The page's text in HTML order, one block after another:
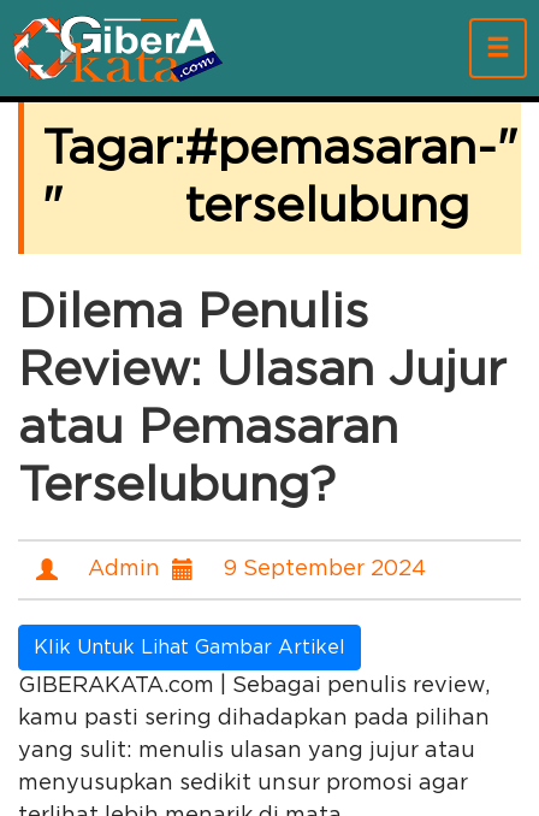
Tagar:
"
pemasaran-
terselubung
"
Dilema Penulis
Review: Ulasan Jujur
atau Pemasaran
Terselubung?
Admin 9 September 2024
Klik Untuk Lihat Gambar Artikel
GIBERAKATA.com | Sebagai penulis review,
kamu pasti sering dihadapkan pada pilihan
yang sulit: menulis ulasan yang jujur atau
menyusupkan sedikit unsur promosi agar